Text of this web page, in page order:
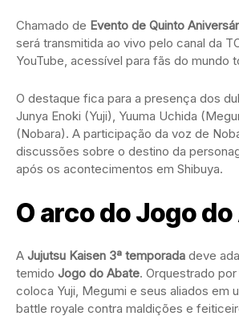
Chamado de Evento de Quinto
será transmitida ao vivo pelo canal da
YouTube, acessível para fãs do mundo
O destaque fica para a presença dos
Junya Enoki (Yuji), Yuuma Uchida
(Nobara). A participação da voz de
discussões sobre o destino da
após os acontecimentos em Shibuya.
O arco do Jogo
A Jujutsu Kaisen 3ª temporada deve
temido Jogo do Abate. Orquestrado
coloca Yuji, Megumi e seus aliados em
battle royale contra maldições e